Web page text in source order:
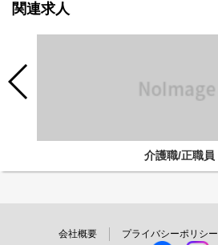
関連求人
介護職/正職員
会社概要 プライバシーポリシー